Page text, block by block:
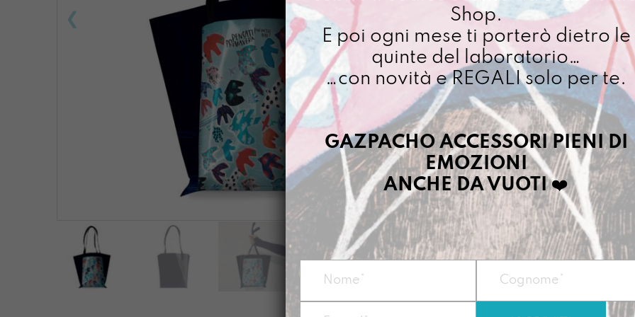
quantità
Cuciamo ogni ordine
4/5 giorni lavorativi,
importo superiore ai
Dettagli prodotto
Lei è la shopper
l’etichetta. Un
regno e lo fa con
Misura:30 x 34 x
Peso: circa 400g
Materiale:
recuperato da
Doppia tracolla
Shop.
E poi ogni mese ti porterò dietro le
quinte del laboratorio…
…con novità e REGALI solo per te.
GAZPACHO ACCESSORI PIENI DI
EMOZIONI
ANCHE DA VUOTI❤️